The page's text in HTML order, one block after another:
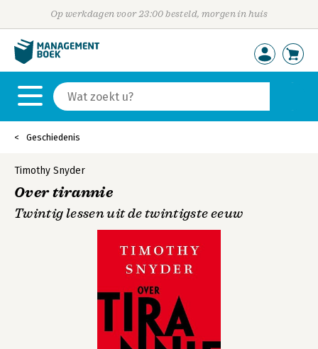
Op werkdagen voor 23:00 besteld, morgen in huis
Geschiedenis
Timothy Snyder
Over tirannie
Twintig lessen uit de twintigste eeuw